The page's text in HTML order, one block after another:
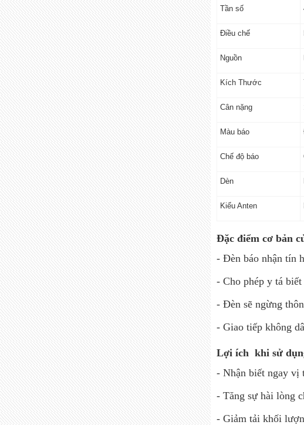
Tần số
Điều chế
Nguồn
Kích Thước
Cân nặng
Màu báo
Chế độ báo
Dèn
Kiểu Anten
Đặc điểm cơ bản
- Đèn báo nhận tín
- Cho phép y tá
- Đèn sẽ ngừng
- Giao tiếp không
Lợi ích khi sử
- Nhận biết ngay vị
- Tăng sự hài lòng
- Giảm tải khối